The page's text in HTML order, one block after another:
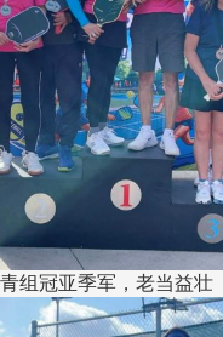
组冠亚季军，老当益壮